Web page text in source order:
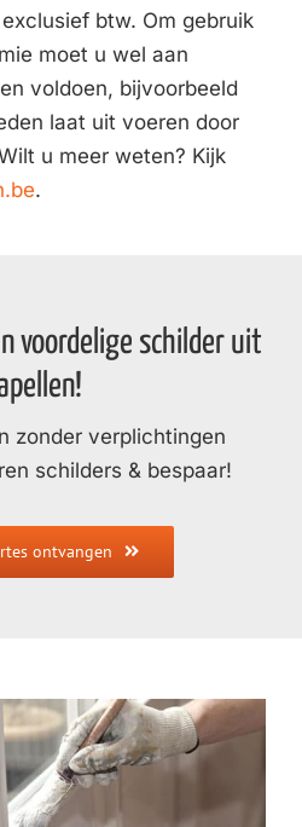
btw. Om gebruik
moet u wel aan
voldoen, bijvoorbeeld
laat uit voeren door
u meer weten? Kijk
.
voordelige schilder uit
zonder verplichtingen
schilders & bespaar!
ontvangen